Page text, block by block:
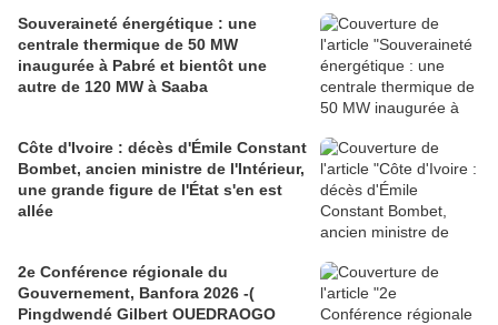
Souveraineté énergétique : une
centrale thermique de 50 MW
inaugurée à Pabré et bientôt une
autre de 120 MW à Saaba
Côte d'Ivoire : décès d'Émile Constant
Bombet, ancien ministre de l'Intérieur,
une grande figure de l'État s'en est
allée
2e Conférence régionale du
Gouvernement, Banfora 2026 -(
Pingdwendé Gilbert OUEDRAOGO